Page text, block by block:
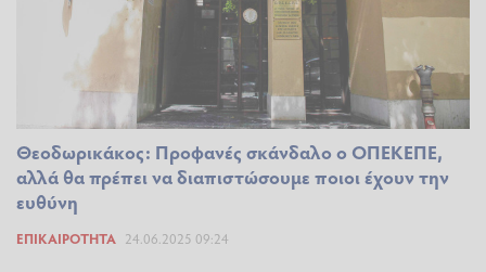
Θεοδωρικάκος: Προφανές σκάνδαλο ο ΟΠΕΚΕΠΕ,
αλλά θα πρέπει να διαπιστώσουμε ποιοι έχουν την
ευθύνη
ΕΠΙΚΑΙΡΌΤΗΤΑ 24.06.2025 09:24